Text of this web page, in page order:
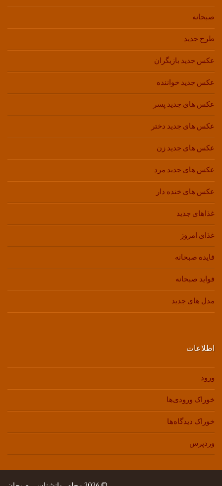
صبحانه
طرح جدید
عکس جدید بازیگران
عکس جدید خواننده
عکس های جدید پسر
عکس های جدید دختر
عکس های جدید زن
عکس های جدید مرد
عکس های خنده دار
غذاهای جدید
غذای امروز
فایده صبحانه
فواید صبحانه
مدل های جدید
اطلاعات
ورود
خوراک ورودی‌ها
خوراک دیدگاه‌ها
وردپرس